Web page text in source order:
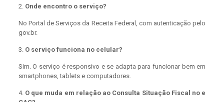
2. Onde encontro o serviço?
No Portal de Serviços da Receita Federal, com autenticação pelo
gov.br.
3. O serviço funciona no celular?
Sim. O serviço é responsivo e se adapta para funcionar bem em
smartphones, tablets e computadores.
4. O que muda em relação ao Consulta Situação Fiscal no e